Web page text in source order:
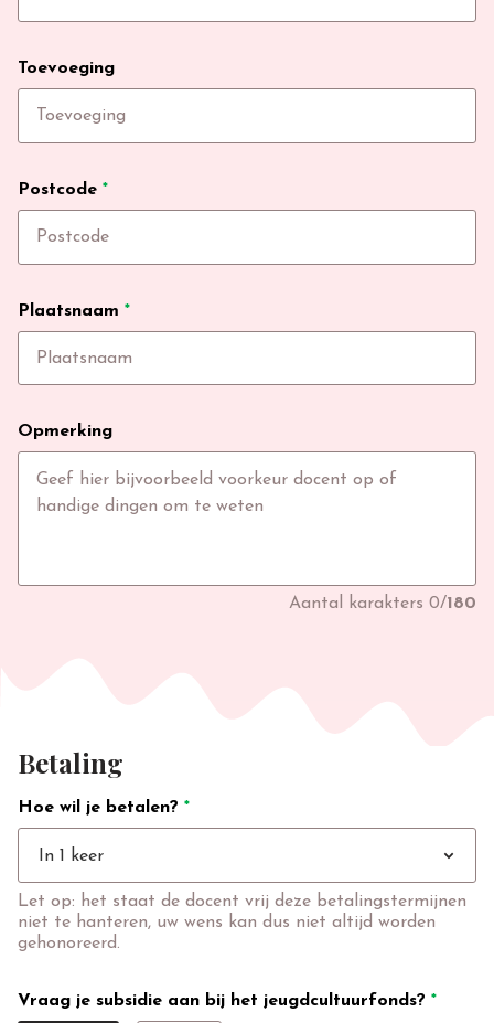
Toevoeging
Postcode *
Plaatsnaam *
Opmerking
Aantal karakters 0/180
Betaling
Hoe wil je betalen? *
In 1 keer expand_more
Let op: het staat de docent vrij deze betalingstermijnen
niet te hanteren, uw wens kan dus niet altijd worden
gehonoreerd.
Vraag je subsidie aan bij het jeugdcultuurfonds? *